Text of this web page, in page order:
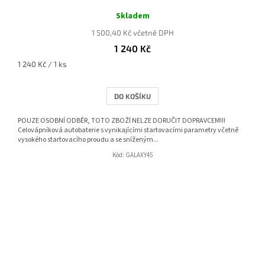
hodnocení
je
4,2
Skladem
1 500,40 Kč včetně DPH
1 240 Kč
Měrná
1 240 Kč / 1 ks
DO KOŠÍKU
POUZE OSOBNÍ ODBĚR, TOTO ZBOŽÍ NELZE DORUČIT DOPRAVCEM!!!
Celovápníková autobaterie s vynikajícími startovacími parametry včetně
vysokého startovacího proudu a se sníženým...
Kód: GALAXY45